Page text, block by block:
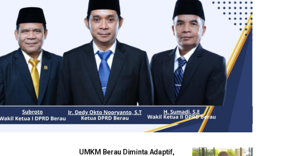
UMKM Berau Diminta Adaptif,